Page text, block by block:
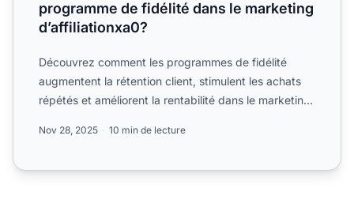
programme de fidélité dans le marketing
d’affiliationxa0?
Découvrez comment les programmes de fidélité
augmentent la rétention client, stimulent les achats
répétés et améliorent la rentabilité dans le marketing
Nov 28, 2025 10 min de lecture